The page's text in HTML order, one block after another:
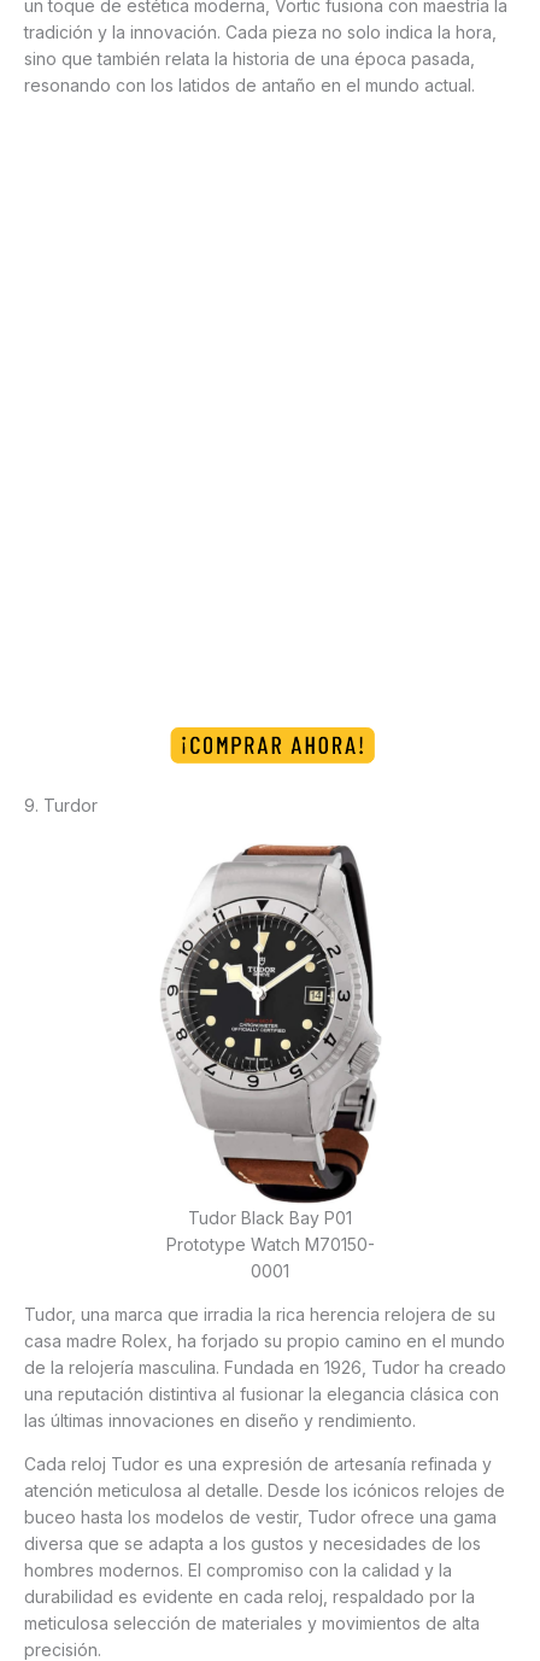
un toque de estética moderna, Vortic fusiona con maestría la
tradición y la innovación. Cada pieza no solo indica la hora,
sino que también relata la historia de una época pasada,
resonando con los latidos de antaño en el mundo actual.
9. Turdor
Tudor Black Bay P01
Prototype Watch M70150-
0001
Tudor, una marca que irradia la rica herencia relojera de su
casa madre Rolex, ha forjado su propio camino en el mundo
de la relojería masculina. Fundada en 1926, Tudor ha creado
una reputación distintiva al fusionar la elegancia clásica con
las últimas innovaciones en diseño y rendimiento.
Cada reloj Tudor es una expresión de artesanía refinada y
atención meticulosa al detalle. Desde los icónicos relojes de
buceo hasta los modelos de vestir, Tudor ofrece una gama
diversa que se adapta a los gustos y necesidades de los
hombres modernos. El compromiso con la calidad y la
durabilidad es evidente en cada reloj, respaldado por la
meticulosa selección de materiales y movimientos de alta
precisión.